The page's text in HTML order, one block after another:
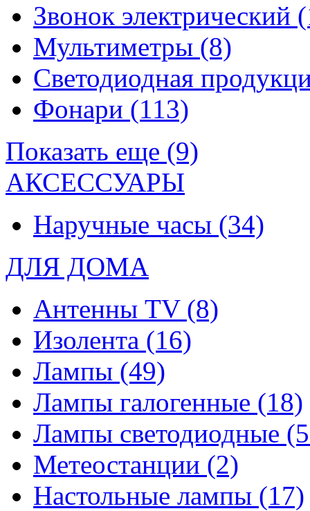
Звонок электрический
Мультиметры (8)
Светодиодная
Фонари (113)
Показать еще (9)
АКСЕССУАРЫ
Наручные часы (34)
ДЛЯ ДОМА
Антенны TV (8)
Изолента (16)
Лампы (49)
Лампы галогенные (18)
Лампы светодиодные
Метеостанции (2)
Настольные лампы (17)